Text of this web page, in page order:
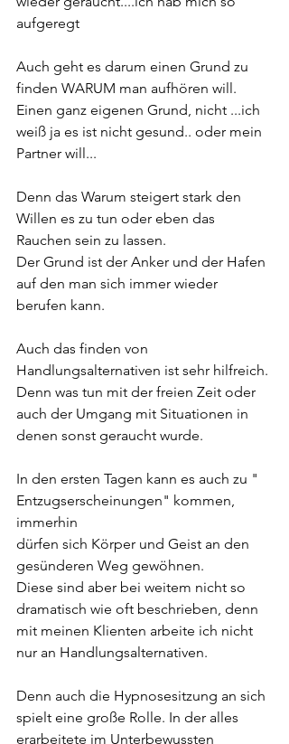
aufgeregt
Auch geht es darum einen Grund zu
finden WARUM man aufhören will.
Einen ganz eigenen Grund, nicht ...ich
weiß ja es ist nicht gesund.. oder mein
Partner will...
Denn das Warum steigert stark den
Willen es zu tun oder eben das
Rauchen sein zu lassen.
Der Grund ist der Anker und der Hafen
auf den man sich immer wieder
berufen kann.
Auch das finden von
Handlungsalternativen ist sehr hilfreich.
Denn was tun mit der freien Zeit oder
auch der Umgang mit Situationen in
denen sonst geraucht wurde.
In den ersten Tagen kann es auch zu "
Entzugserscheinungen" kommen,
immerhin
dürfen sich Körper und Geist an den
gesünderen Weg gewöhnen.
Diese sind aber bei weitem nicht so
dramatisch wie oft beschrieben, denn
mit meinen Klienten arbeite ich nicht
nur an Handlungsalternativen.
Denn auch die Hypnosesitzung an sich
spielt eine große Rolle. In der alles
erarbeitete im Unterbewussten